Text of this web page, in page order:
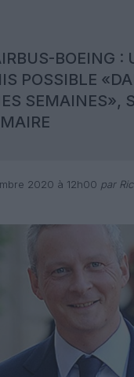
BOEING :
POSSIBLE
SEMAINES»,
2020 à 12h00 par